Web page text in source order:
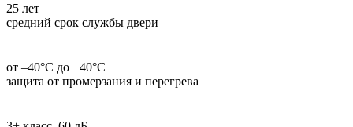
25 лет
средний срок службы двери
от –40°С до +40°С
защита от промерзания и перегрева